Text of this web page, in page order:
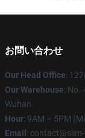
お問い合わせ
Our Head Office:
Our Warehouse: No.
Wuhan
Hour: 9AM – 5PM
Email :